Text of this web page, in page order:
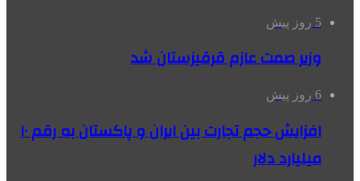
5 روز پیش
وزیر صمت عازم قرقیزستان شد
6 روز پیش
افزایش حجم تجارت بین ایران و پاکستان به رقم ۱۰
میلیارد دلار